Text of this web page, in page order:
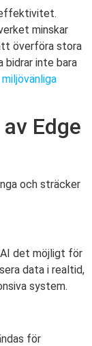
minskar
överföra stora
inte bara
miljövänliga
Edge
och sträcker
det möjligt för
data i realtid,
system.
för